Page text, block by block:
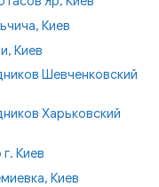
Киев
Киев
Шевченковский
Харьковский
Киев
Киев